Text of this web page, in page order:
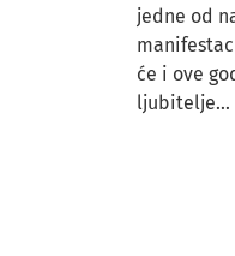
jedne od
će i ove
ljubitelje...